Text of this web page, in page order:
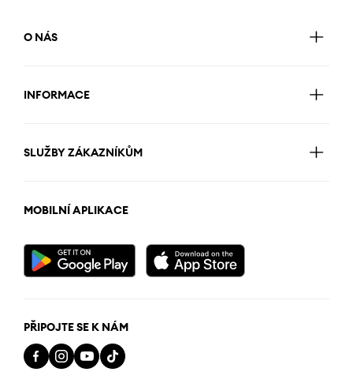
O NÁS
INFORMACE
SLUŽBY ZÁKAZNÍKŮM
MOBILNÍ APLIKACE
PŘIPOJTE SE K NÁM